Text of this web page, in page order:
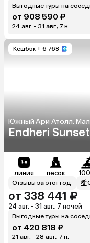
Выгодные туры на
от 908 590 ₽
24 авг. - 31 авг., 7 н.
Кешбэк + 6 768
Южный Ари Атолл,
Endheri
линия песок
Отзывы за этот год
от 338 441 ₽
24 авг. - 31 авг., 7 ночей
Выгодные туры на
от 420 818 ₽
21 авг. - 28 авг., 7 н.